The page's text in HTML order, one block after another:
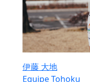
伊藤 大地
Equipe Tohoku